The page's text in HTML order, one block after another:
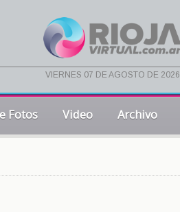
viernes 07 de agosto de 2026
Fotos Video Archivo